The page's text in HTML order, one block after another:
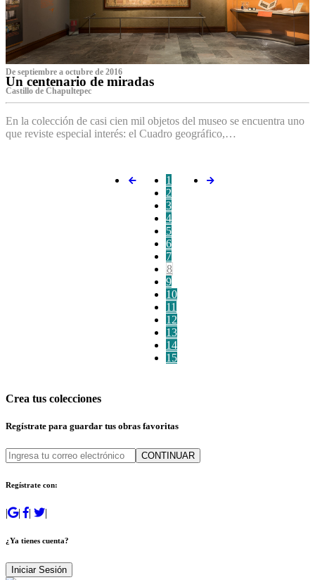
De septiembre a octubre de 2016
Un centenario de miradas
Castillo de Chapultepec
En la colección de casi cien mil objetos del museo se encuentra uno
que reviste especial interés: el Cuadro geográfico,…
1
2
3
4
5
6
7
8
9
10
11
12
13
14
15
Crea tus colecciones
Regístrate para guardar tus obras favoritas
CONTINUAR
Regístrate con:
| | | |
¿Ya tienes cuenta?
Iniciar Sesión